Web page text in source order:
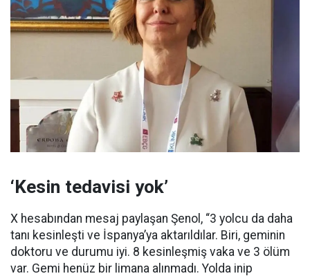
‘Kesin tedavisi yok’
X hesabından mesaj paylaşan Şenol, “3 yolcu da daha
tanı kesinleşti ve İspanya’ya aktarıldılar. Biri, geminin
doktoru ve durumu iyi. 8 kesinleşmiş vaka ve 3 ölüm
var. Gemi henüz bir limana alınmadı. Yolda inip